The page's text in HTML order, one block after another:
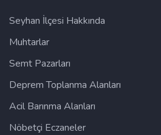
Seyhan İlçesi Hakkında
Muhtarlar
Semt Pazarları
Deprem Toplanma Alanları
Acil Barınma Alanları
Nöbetçi Eczaneler